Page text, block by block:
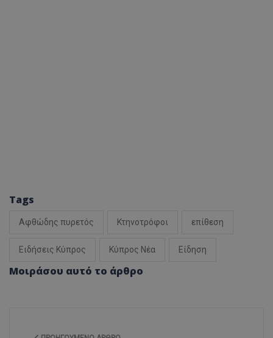
Tags
Αφθώδης πυρετός Κτηνοτρόφοι επίθεση
Ειδήσεις Κύπρος Κύπρος Νέα Είδηση
Μοιράσου αυτό το άρθρο